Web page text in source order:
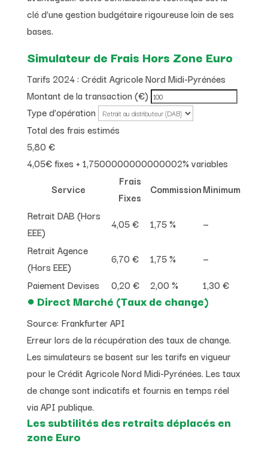
clé d’une gestion budgétaire rigoureuse loin de ses
bases.
Simulateur de Frais Hors Zone Euro
Tarifs 2024 : Crédit Agricole Nord Midi-Pyrénées
Montant de la transaction (€)
Type d’opération
Total des frais estimés
5,80 €
4,05€ fixes + 1,7500000000000002% variables
Service
Frais
Fixes
CommissionMinimum
Retrait DAB (Hors
EEE)
4,05 € 1,75 %
—
Retrait Agence
(Hors EEE)
6,70 € 1,75 %
—
Paiement Devises
0,20 € 2,00 % 1,30 €
● Direct Marché (Taux de change)
Source: Frankfurter API
Erreur lors de la récupération des taux de change.
Les simulateurs se basent sur les tarifs en vigueur
pour le Crédit Agricole Nord Midi-Pyrénées. Les taux
de change sont indicatifs et fournis en temps réel
via API publique.
Les subtilités des retraits déplacés en
zone Euro